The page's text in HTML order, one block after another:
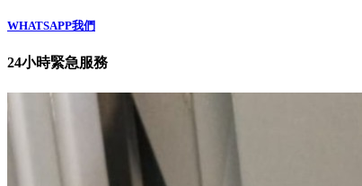
WHATSAPP我們
24小時緊急服務